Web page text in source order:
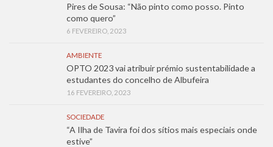
Pires de Sousa: “Não pinto como posso. Pinto
como quero”
6 FEVEREIRO, 2023
AMBIENTE
OPTO 2023 vai atribuir prémio sustentabilidade a
estudantes do concelho de Albufeira
16 FEVEREIRO, 2023
SOCIEDADE
“A Ilha de Tavira foi dos sítios mais especiais onde
estive”